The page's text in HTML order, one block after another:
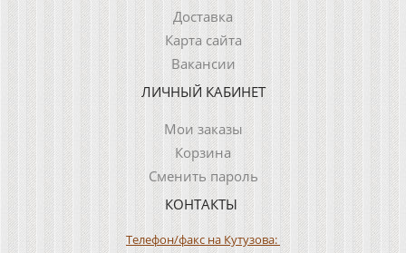
Доставка
Карта сайта
Вакансии
ЛИЧНЫЙ КАБИНЕТ
Мои заказы
Корзина
Сменить пароль
КОНТАКТЫ
Телефон/факс на Кутузова: